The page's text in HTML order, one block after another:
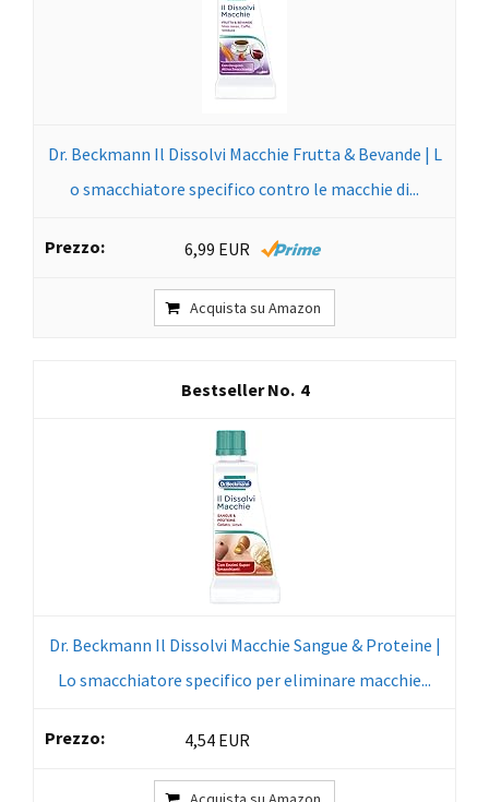
Dr. Beckmann Il Dissolvi Macchie Frutta & Bevande | L
o smacchiatore specifico contro le macchie di...
6,99 EUR
Acquista su Amazon
4
Dr. Beckmann Il Dissolvi Macchie Sangue & Proteine |
Lo smacchiatore specifico per eliminare macchie...
4,54 EUR